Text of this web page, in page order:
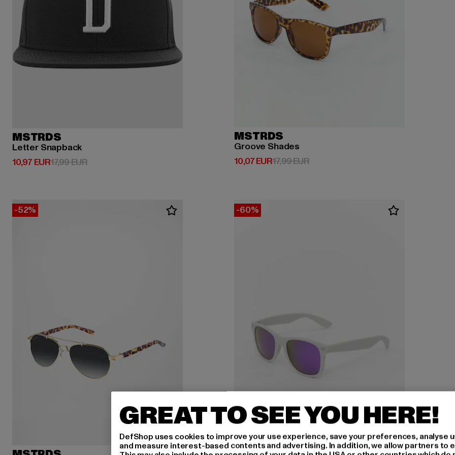
MSTRDS
Letter Snapback
10,97 EUR
Derzeitiger Preis: 10,97 EUR
17,99 EURAktionspreis: 17,99 EUR
MSTRDS
Groove Shades
10,07 EUR
Derzeitiger Preis: 10,07 EUR
17,99 EURAktionspreis: 17,99 EUR
-52% -60%
GREAT TO SEE YOU HERE!
DefShop uses cookies to improve your use experience, save your preferences, analyse
and measure interest-based contents and advertising. In addition, we allow partners to